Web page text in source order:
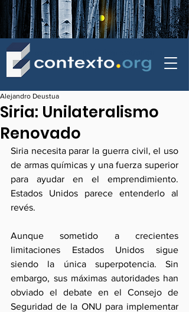
Siria: Unilateralismo
Renovado
Alejandro Deustua
Siria necesita parar la guerra civil, el uso
de armas químicas y una fuerza superior
para ayudar en el emprendimiento.
Estados Unidos parece entenderlo al
revés.
Aunque sometido a crecientes
limitaciones Estados Unidos sigue
siendo la única superpotencia. Sin
embargo, sus máximas autoridades han
obviado el debate en el Consejo de
Seguridad de la ONU para implementar